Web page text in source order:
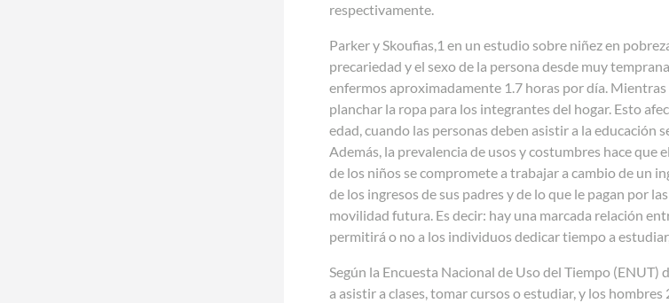
respectivamente.
Parker y Skoufias,1 en un estudio sobre niñez en
precariedad y el sexo de la persona desde muy
enfermos aproximadamente 1.7 horas por día. Mientras
planchar la ropa para los integrantes del hogar. Esto
edad, cuando las personas deben asistir a la
Además, la prevalencia de usos y costumbres hace que
de los niños se compromete a trabajar a cambio de un
de los ingresos de sus padres y de lo que le pagan por
movilidad futura. Es decir: hay una marcada relación
permitirá o no a los individuos dedicar tiempo a
Según la Encuesta Nacional de Uso del Tiempo (ENUT)
a asistir a clases, tomar cursos o estudiar, y los